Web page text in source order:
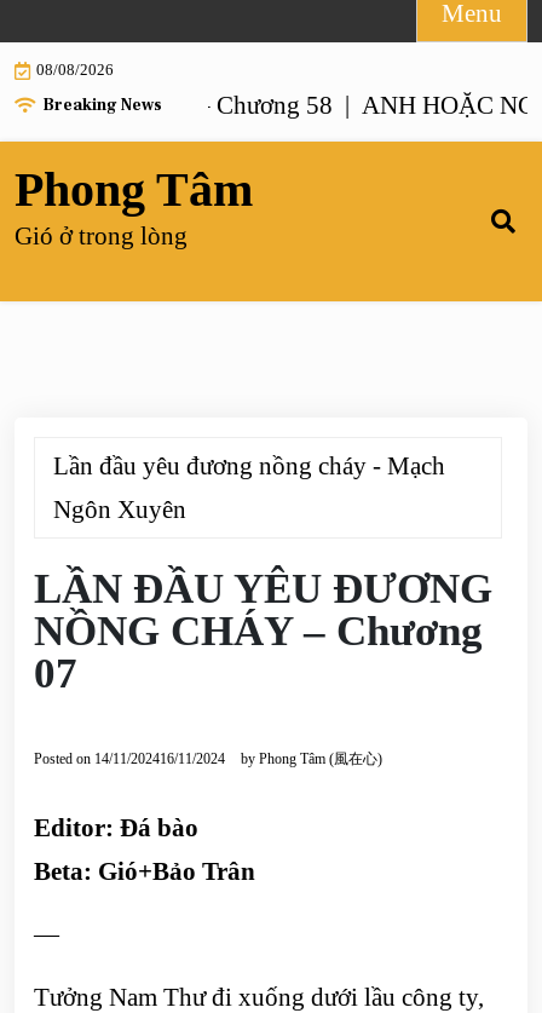
to
content
Menu
08/08/2026
Breaking News
NHƯ ANH – Chương 58 | ANH HOẶC NGƯỜI
Phong Tâm
Gió ở trong lòng
Lần đầu yêu đương nồng cháy - Mạch
Ngôn Xuyên
LẦN ĐẦU YÊU ĐƯƠNG
NỒNG CHÁY – Chương
07
Posted on 14/11/202416/11/2024 by Phong Tâm (風在心)
Editor: Đá bào
Beta: Gió+Bảo Trân
—
Tưởng Nam Thư đi xuống dưới lầu công ty,